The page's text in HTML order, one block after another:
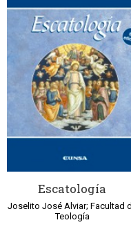
Escatología
Joselito José Alviar; Facultad
Teología